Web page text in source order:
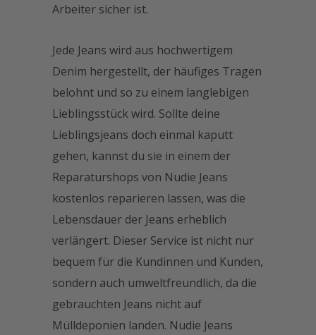
Arbeiter sicher ist.
Jede Jeans wird aus hochwertigem
Denim hergestellt, der häufiges Tragen
belohnt und so zu einem langlebigen
Lieblingsstück wird. Sollte deine
Lieblingsjeans doch einmal kaputt
gehen, kannst du sie in einem der
Reparaturshops von Nudie Jeans
kostenlos reparieren lassen, was die
Lebensdauer der Jeans erheblich
verlängert. Dieser Service ist nicht nur
bequem für die Kundinnen und Kunden,
sondern auch umweltfreundlich, da die
gebrauchten Jeans nicht auf
Mülldeponien landen. Nudie Jeans